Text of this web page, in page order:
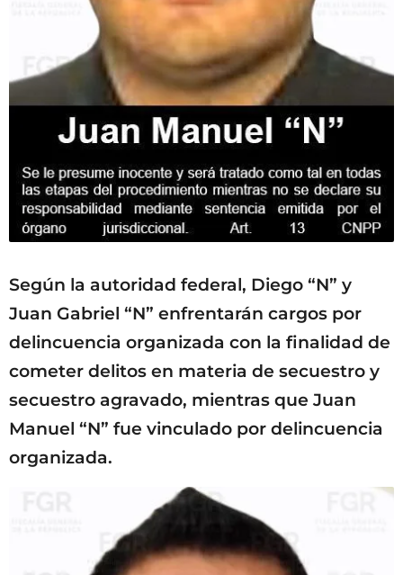
Según la autoridad federal, Diego “N” y
Juan Gabriel “N” enfrentarán cargos por
delincuencia organizada con la finalidad de
cometer delitos en materia de secuestro y
secuestro agravado, mientras que Juan
Manuel “N” fue vinculado por delincuencia
organizada.